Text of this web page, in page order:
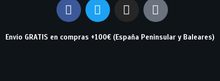
Envío GRATIS en compras +100€ (España Peninsular y Baleares)